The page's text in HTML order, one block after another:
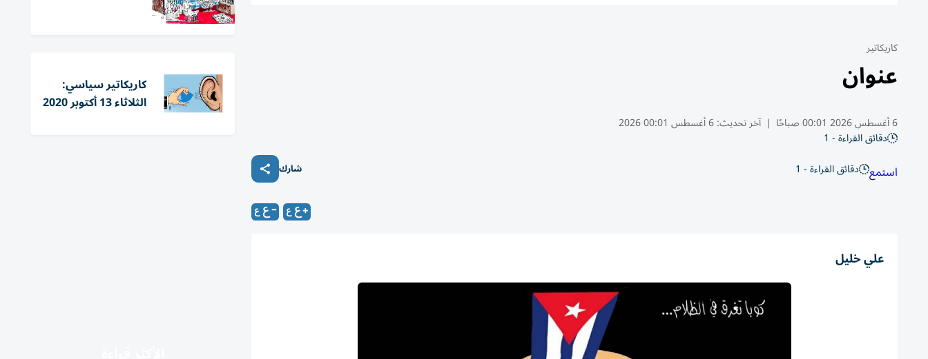
كاريكاتير
عنوان
6 أغسطس 2026 00:01 صباحًا | آخر تحديث:6 أغسطس 00:01 2026
دقائق القراءة - 1
استمع دقائق القراءة - 1 شارك
علي خليل
كاريكاتير سياسي:
الثلاثاء 13 أكتوبر 2020